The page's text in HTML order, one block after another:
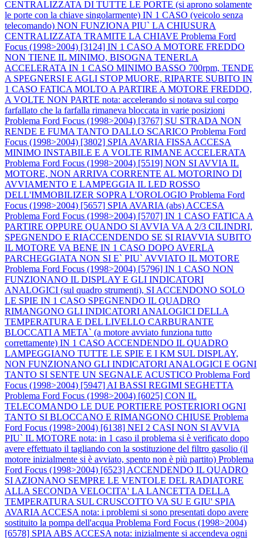
CENTRALIZZATA DI TUTTE LE PORTE (si aprono solamente
le porte con la chiave singolarmente) IN 1 CASO (veicolo senza
telecomando) NON FUNZIONA PIU` LA CHIUSURA
CENTRALIZZATA TRAMITE LA CHIAVE Problema Ford
Focus (1998>2004) [3124] IN 1 CASO A MOTORE FREDDO
NON TIENE IL MINIMO, BISOGNA TENERLA
ACCELERATA IN 1 CASO MINIMO BASSO 700rpm, TENDE
A SPEGNERSI E AGLI STOP MUORE, RIPARTE SUBITO IN
1 CASO FATICA MOLTO A PARTIRE A MOTORE FREDDO,
A VOLTE NON PARTE nota: accelerando si notava sul corpo
farfallato che la farfalla rimaneva bloccata in varie posizioni
Problema Ford Focus (1998>2004) [3767] SU STRADA NON
RENDE E FUMA TANTO DALLO SCARICO Problema Ford
Focus (1998>2004) [3802] SPIA AVARIA FISSA ACCESA
MINIMO INSTABILE E A VOLTE RIMANE ACCELERATA
Problema Ford Focus (1998>2004) [5519] NON SI AVVIA IL
MOTORE, NON ARRIVA CORRENTE AL MOTORINO DI
AVVIAMENTO E LAMPEGGIA IL LED ROSSO
DELL'IMMOBILIZER SOPRA L'OROLOGIO Problema Ford
Focus (1998>2004) [5657] SPIA AVARIA (abs) ACCESA
Problema Ford Focus (1998>2004) [5707] IN 1 CASO FATICA A
PARTIRE OPPURE QUANDO SI AVVIA VA A 2/3 CILINDRI,
SPEGNENDO E RIACCENDENDO SE SI RIAVVIA SUBITO
IL MOTORE VA BENE IN 1 CASO DOPO AVERLA
PARCHEGGIATA NON SI E` PIU` AVVIATO IL MOTORE
Problema Ford Focus (1998>2004) [5796] IN 1 CASO NON
FUNZIONANO IL DISPLAY E GLI INDICATORI
ANALOGICI (sul quadro strumenti), SI ACCENDONO SOLO
LE SPIE IN 1 CASO SPEGNENDO IL QUADRO
RIMANGONO GLI INDICATORI ANALOGICI DELLA
TEMPERATURA E DEL LIVELLO CARBURANTE
BLOCCATI A META` (a motore avviato funziona tutto
correttamente) IN 1 CASO ACCENDENDO IL QUADRO
LAMPEGGIANO TUTTE LE SPIE E I KM SUL DISPLAY,
NON FUNZIONANO GLI INDICATORI ANALOGICI E OGNI
TANTO SI SENTE UN SEGNALE ACUSTICO Problema Ford
Focus (1998>2004) [5947] AI BASSI REGIMI SEGHETTA
Problema Ford Focus (1998>2004) [6025] CON IL
TELECOMANDO LE DUE PORTIERE POSTERIORI OGNI
TANTO SI BLOCCANO E RIMANGONO CHIUSE Problema
Ford Focus (1998>2004) [6138] NEI 2 CASI NON SI AVVIA
PIU` IL MOTORE nota: in 1 caso il problema si è verificato dopo
avere effettuato il tagliando con la sostituzione del filtro gasolio (il
motore inizialmente si è avviato, spento non è più partito) Problema
Ford Focus (1998>2004) [6523] ACCENDENDO IL QUADRO
SI AZIONANO SEMPRE LE VENTOLE DEL RADIATORE
ALLA SECONDA VELOCITA' LA LANCETTA DELLA
TEMPERATURA SUL CRUSCOTTO VA SU E GIU' SPIA
AVARIA ACCESA nota: i problemi si sono presentati dopo avere
sostituito la pompa dell'acqua Problema Ford Focus (1998>2004)
[6578] SPIA ABS ACCESA nota: inizialmente si accendeva ogni